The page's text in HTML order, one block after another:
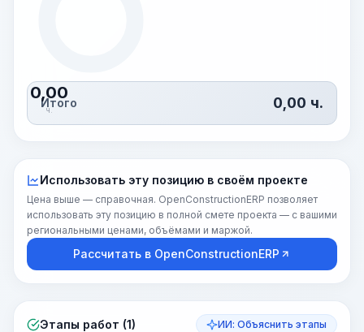
0,00
ч.
Итого 0,00 ч.
Использовать эту позицию в своём проекте
Цена выше — справочная. OpenConstructionERP позволяет
использовать эту позицию в полной смете проекта — с вашими
региональными ценами, объёмами и маржой.
Рассчитать в OpenConstructionERP
Этапы работ (1) ИИ: Объяснить этапы